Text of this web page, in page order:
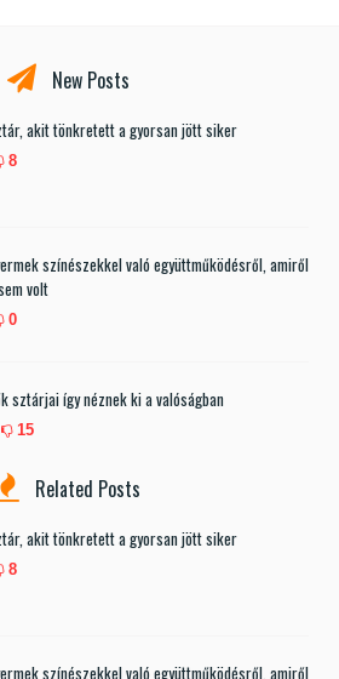
New Posts
akit tönkretett a gyorsan jött siker
8
színészekkel való együttműködésről, amiről
volt
0
sztárjai így néznek ki a valóságban
15
Related Posts
akit tönkretett a gyorsan jött siker
8
színészekkel való együttműködésről, amiről